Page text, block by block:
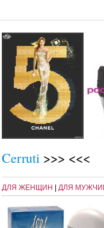
Cerruti >>> <<<
ДЛЯ ЖЕНЩИН ДЛЯ